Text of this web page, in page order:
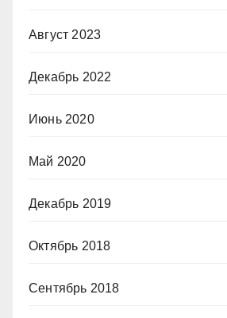
Август 2023
Декабрь 2022
Июнь 2020
Май 2020
Декабрь 2019
Октябрь 2018
Сентябрь 2018